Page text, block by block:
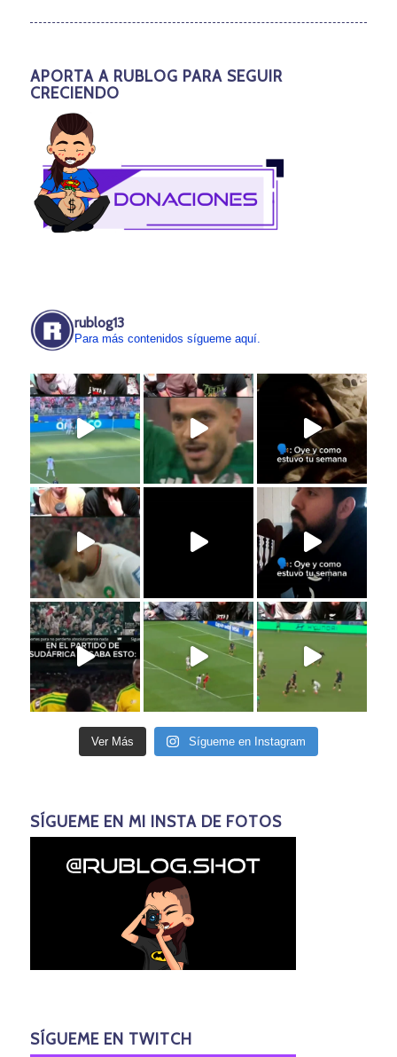
APORTA A RUBLOG PARA SEGUIR
CRECIENDO
rublog13
Para más contenidos sígueme aquí.
Ver Más Sígueme en Instagram
SÍGUEME EN MI INSTA DE FOTOS
SÍGUEME EN TWITCH